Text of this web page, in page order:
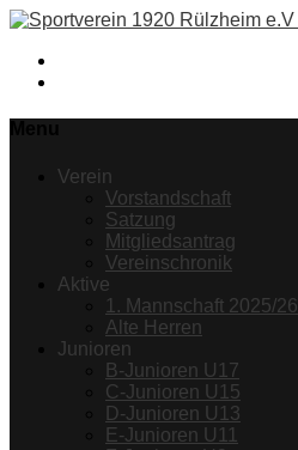
Verein
Vorstandschaft
Satzung
Mitgliedsantrag
Vereinschronik
Aktive
1. Mannschaft 2025/26
Alte Herren
Junioren
B-Junioren U17
C-Junioren U15
D-Junioren U13
E-Junioren U11